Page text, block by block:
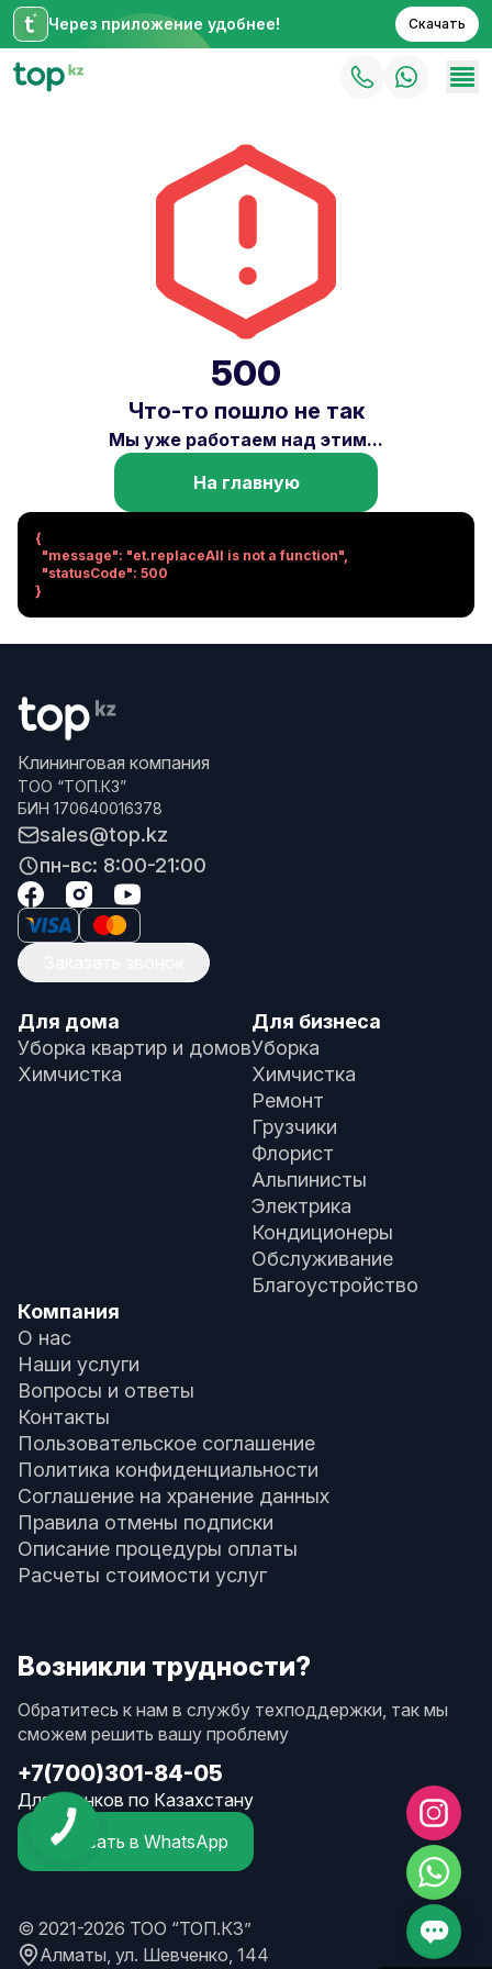
Через приложение удобнее! Скачать
500
Что-то пошло не так
Мы уже работаем над этим...
На главную
{
}
Клининговая компания
ТОО “ТОП.КЗ”
БИН 170640016378
sales@top.kz
пн-вс: 8:00-21:00
Для дома
Уборка квартир и домов
Химчистка
Для бизнеса
Уборка
Химчистка
Ремонт
Грузчики
Флорист
Альпинисты
Электрика
Кондиционеры
Обслуживание
Благоустройство
Компания
О нас
Наши услуги
Вопросы и ответы
Контакты
Пользовательское соглашение
Политика конфиденциальности
Соглашение на хранение данных
Правила отмены подписки
Описание процедуры оплаты
Расчеты стоимости услуг
Возникли трудности?
Обратитесь к нам в службу техподдержки, так мы
сможем решить вашу проблему
+7(700)301-84-05
Для звонков по Казахстану
Написать в WhatsApp
© 2021-2026 ТОО “ТОП.КЗ”
Алматы, ул. Шевченко, 144